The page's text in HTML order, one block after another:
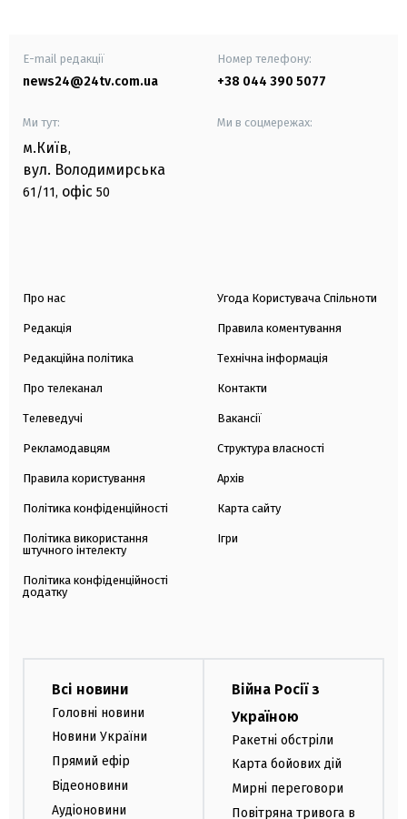
E-mail редакції
news24@24tv.com.ua
Номер телефону:
+38 044 390 5077
Ми тут:
м.Київ,
вул. Володимирська
61/11, офіс 50
Ми в соцмережах:
Про нас
Редакція
Редакційна політика
Про телеканал
Телеведучі
Рекламодавцям
Правила користування
Політика конфіденційності
Політика використання
штучного інтелекту
Політика конфіденційності
додатку
Угода Користувача Спільноти
Правила коментування
Технічна інформація
Контакти
Вакансії
Структура власності
Архів
Карта сайту
Ігри
Всі новини
Головні новини
Новини України
Прямий ефір
Відеоновини
Аудіоновини
Війна Росії з
Україною
Ракетні обстріли
Карта бойових дій
Мирні переговори
Повітряна тривога в